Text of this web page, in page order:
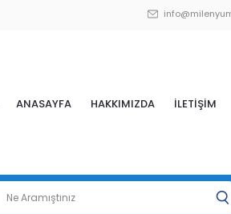
ANASAYFA HAKKIMIZDA İLETİŞİM